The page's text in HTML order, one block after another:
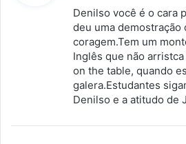
Denilso você é o cara
deu uma demostração
coragem.Tem um
Inglês que não
on the table, quando
galera.Estudantes
Denilso e a atitudo de